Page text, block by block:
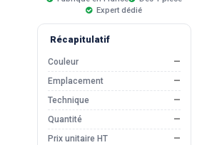
Expert dédié
Récapitulatif
Couleur
—
Emplacement
—
Technique
—
Quantité
—
Prix unitaire HT
—